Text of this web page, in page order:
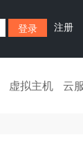
注册
虚拟主机 云